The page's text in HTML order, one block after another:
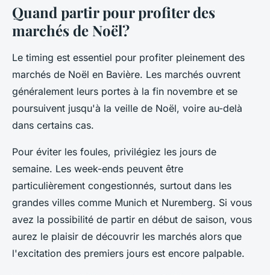
Quand partir pour profiter des
marchés de Noël?
Le timing est essentiel pour profiter pleinement des
marchés de Noël en Bavière. Les marchés ouvrent
généralement leurs portes à la fin novembre et se
poursuivent jusqu'à la veille de Noël, voire au-delà
dans certains cas.
Pour éviter les foules, privilégiez les jours de
semaine. Les week-ends peuvent être
particulièrement congestionnés, surtout dans les
grandes villes comme Munich et Nuremberg. Si vous
avez la possibilité de partir en début de saison, vous
aurez le plaisir de découvrir les marchés alors que
l'excitation des premiers jours est encore palpable.